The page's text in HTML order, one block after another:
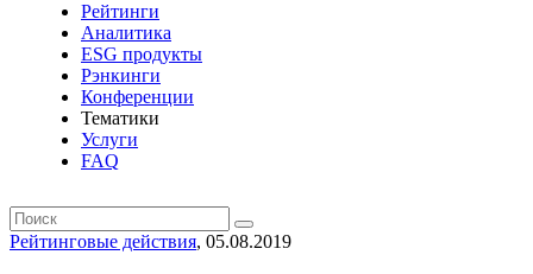
Рейтинги
Аналитика
ESG продукты
Рэнкинги
Конференции
Тематики
Услуги
FAQ
Рейтинговые действия, 05.08.2019